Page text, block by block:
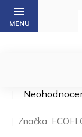
Přejít
obsah
Průměrné
produktu
je
Značka: